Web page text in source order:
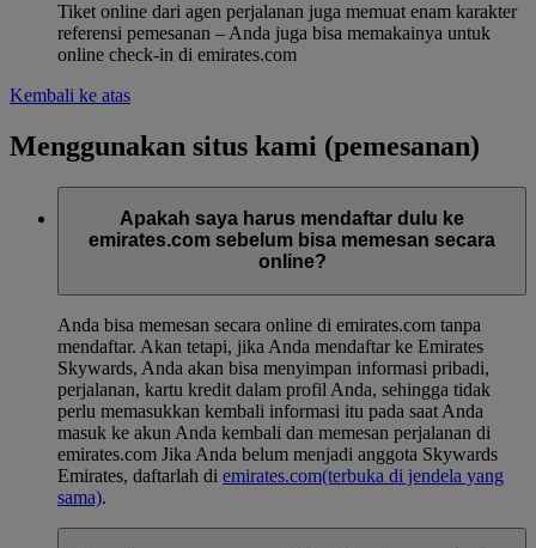
Tiket online dari agen perjalanan juga memuat enam karakter
referensi pemesanan – Anda juga bisa memakainya untuk
online check-in di emirates.com
Kembali ke atas
Menggunakan situs kami (pemesanan)
Apakah saya harus mendaftar dulu ke
emirates.com sebelum bisa memesan secara
online?
Anda bisa memesan secara online di emirates.com tanpa
mendaftar. Akan tetapi, jika Anda mendaftar ke Emirates
Skywards, Anda akan bisa menyimpan informasi pribadi,
perjalanan, kartu kredit dalam profil Anda, sehingga tidak
perlu memasukkan kembali informasi itu pada saat Anda
masuk ke akun Anda kembali dan memesan perjalanan di
emirates.com Jika Anda belum menjadi anggota Skywards
Emirates, daftarlah di emirates.com(terbuka di jendela yang
sama).